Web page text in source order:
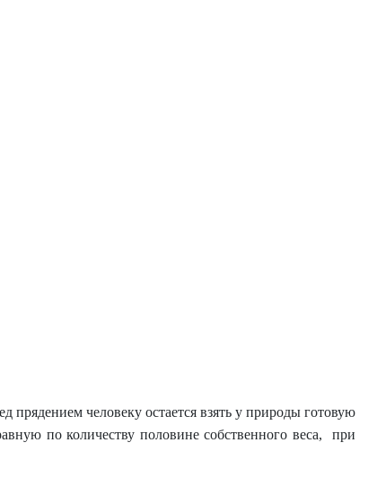
прядением человеку остается взять у природы готовую
по количеству половине собственного веса, при